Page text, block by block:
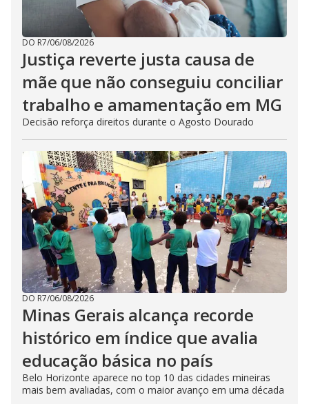
DO R7/06/08/2026
Justiça reverte justa causa de
mãe que não conseguiu conciliar
trabalho e amamentação em MG
Decisão reforça direitos durante o Agosto Dourado
DO R7/06/08/2026
Minas Gerais alcança recorde
histórico em índice que avalia
educação básica no país
Belo Horizonte aparece no top 10 das cidades mineiras
mais bem avaliadas, com o maior avanço em uma década